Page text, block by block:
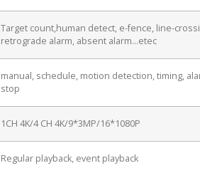
Target count,human detect, e-fence, line-
retrograde alarm, absent alarm…etec
manual, schedule, motion detection, timing,
stop
1CH 4K/4 CH 4K/9*3MP/16*1080P
Regular playback, event playback